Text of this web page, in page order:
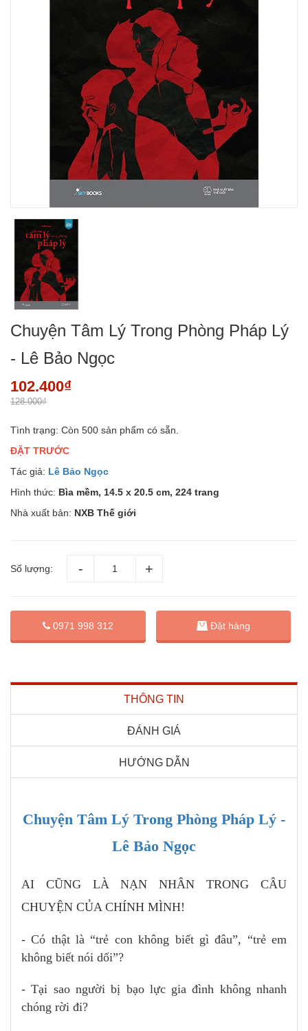
Chuyện Tâm Lý Trong Phòng Pháp Lý
- Lê Bảo Ngọc
102.400₫
128.000₫
Tình trạng: Còn 500 sản phẩm có sẵn.
ĐẶT TRƯỚC
Tác giả: Lê Bảo Ngọc
Hình thức: Bìa mềm, 14.5 x 20.5 cm, 224 trang
Nhà xuất bản: NXB Thế giới
Số lượng:
0971 998 312 Đặt hàng
THÔNG TIN
ĐÁNH GIÁ
HƯỚNG DẪN
Chuyện Tâm Lý Trong Phòng Pháp Lý -
Lê Bảo Ngọc
AI CŨNG LÀ NẠN NHÂN TRONG CÂU
CHUYỆN CỦA CHÍNH MÌNH!
- Có thật là “trẻ con không biết gì đâu”, “trẻ em
không biết nói dối”?
- Tại sao người bị bạo lực gia đình không nhanh
chóng rời đi?